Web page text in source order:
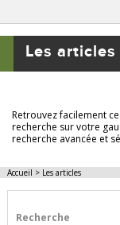
Les articles
Retrouvez facilement
recherche sur votre
recherche avancée et
Accueil > Les articles
Recherche